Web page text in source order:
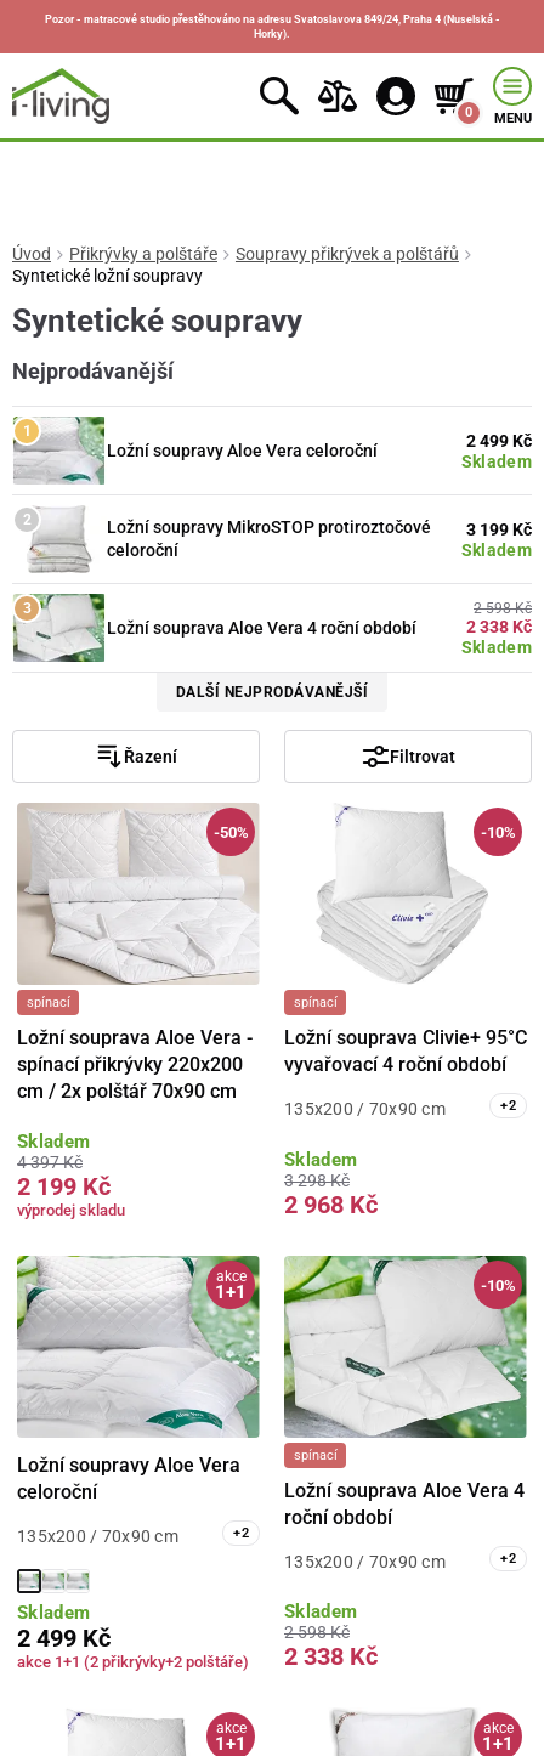
Pozor - matracové studio přestěhováno na adresu Svatoslavova 849/24, Praha 4 (Nuselská -
Horky).
0 MENU
Úvod Přikrývky a polštáře
Soupravy přikrývek a polštářů
Syntetické ložní soupravy
Syntetické soupravy
Nejprodávanější
Ložní soupravy Aloe Vera celoroční
Skladem
2 499 Kč
Ložní soupravy MikroSTOP protiroztočové
celoroční
Skladem
3 199 Kč
Ložní souprava Aloe Vera 4 roční období
Skladem
2 598 Kč
2 338 Kč
DALŠÍ NEJPRODÁVANĚJŠÍ
Řazení Filtrovat
-50%
spínací
Ložní souprava Aloe Vera -
spínací přikrývky 220x200
cm / 2x polštář 70x90 cm
Skladem
4 397 Kč
2 199 Kč
výprodej skladu
-10%
spínací
Ložní souprava Clivie+ 95°C
vyvařovací 4 roční období
135x200 / 70x90 cm +2
Skladem
3 298 Kč
2 968 Kč
akce
1+1
Ložní soupravy Aloe Vera
celoroční
135x200 / 70x90 cm +2
Skladem
2 499 Kč
akce 1+1 (2 přikrývky+2 polštáře)
-10%
spínací
Ložní souprava Aloe Vera 4
roční období
135x200 / 70x90 cm +2
Skladem
2 598 Kč
2 338 Kč
akce
1+1
akce
1+1